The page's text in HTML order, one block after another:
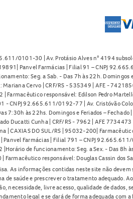
0101-30 | Av. Protásio Alves n° 4194
Panvel Farmácias | Filial 91 – CNPJ
Seg. a Sab. - Das 7h às 22h.
Cervo | CRF/RS - 535349 | AFE -
Farmacêutico responsável: Edilson Pedro
- CNPJ 92.665.611/0192-77 | Av. Cristóvão
7:30h às 22hs. Domingos e Feriados –
Ducatti Cunha | CRF/RS - 7962 | AFE
| CAXIAS DO SUL/RS | 95032-200|
Panvel Farmácias | Filial 791 – CNPJ
|Horário de funcionamento: Seg. a Sex. - Das
| Farmacêutico responsável: Douglas Cassin
As informações contidas neste site não
de saúde e prescrever o tratamento adequado.
necessidade, livre acesso, qualidade de
legal e se dará de forma adequada com